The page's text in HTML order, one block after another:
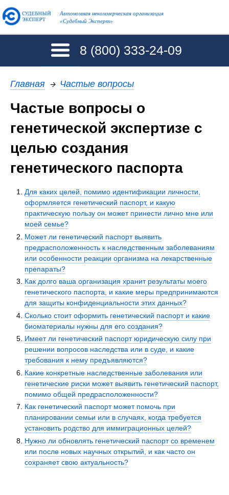
Автономная некоммерческая организация
«Судебный Эксперт»
8 (800) 333-24-09
Главная → Частые вопросы
Частые вопросы о
генетической экспертизе с
целью создания
генетического паспорта
Для каких целей, помимо идентификации личности,
оформляется генетический паспорт, и какую
практическую пользу он может принести лично мне или
моей семье?
Может ли генетический паспорт выявить
предрасположенность к наследственным заболеваниям
или особенности реакции организма на лекарственные
препараты?
Как долго ваша организация хранит результаты моего
генетического паспорта, и какие меры предпринимаются
для защиты конфиденциальности этих данных?
Сколько стоит оформить генетический паспорт и какие
биоматериалы нужны для его создания?
Имеет ли генетический паспорт юридическую силу при
решении вопросов наследства или в суде, и какие
требования к нему предъявляются?
Какие конкретные наследственные заболевания или
генетические риски может выявить генетический паспорт,
помимо общей предрасположенности?
Как генетический паспорт может помочь при
планировании семьи или в случаях, когда требуется
установить родство для иммиграционных целей?
Нужно ли обновлять генетический паспорт со временем
или после новых научных открытий, и как часто он
сохраняет свою актуальность?